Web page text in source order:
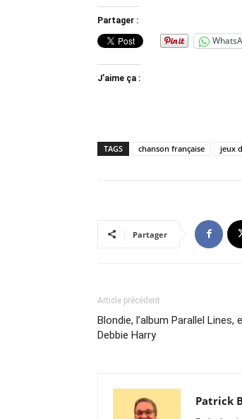
Partager :
J’aime ça :
TAGS chanson française jeux
Partager
Article précédent
Blondie, l’album Parallel Lines,
Debbie Harry
Patrick